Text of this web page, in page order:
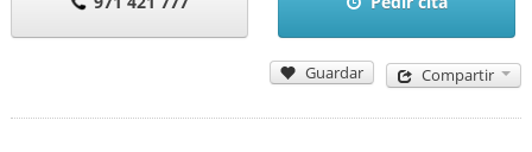
Guardar Compartir